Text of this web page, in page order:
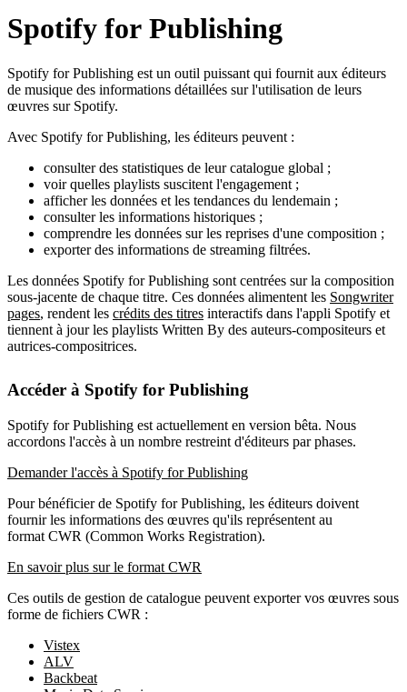
Spotify for Publishing
Spotify for Publishing est un outil puissant qui fournit aux éditeurs
de musique des informations détaillées sur l'utilisation de leurs
œuvres sur Spotify.
Avec Spotify for Publishing, les éditeurs peuvent :
consulter des statistiques de leur catalogue global ;
voir quelles playlists suscitent l'engagement ;
afficher les données et les tendances du lendemain ;
consulter les informations historiques ;
comprendre les données sur les reprises d'une composition ;
exporter des informations de streaming filtrées.
Les données Spotify for Publishing sont centrées sur la composition
sous-jacente de chaque titre. Ces données alimentent les Songwriter
pages, rendent les crédits des titres interactifs dans l'appli Spotify et
tiennent à jour les playlists Written By des auteurs-compositeurs et
autrices-compositrices.
Accéder à Spotify for Publishing
Spotify for Publishing est actuellement en version bêta. Nous
accordons l'accès à un nombre restreint d'éditeurs par phases.
Demander l'accès à Spotify for Publishing
Pour bénéficier de Spotify for Publishing, les éditeurs doivent
fournir les informations des œuvres qu'ils représentent au
format CWR (Common Works Registration).
En savoir plus sur le format CWR
Ces outils de gestion de catalogue peuvent exporter vos œuvres sous
forme de fichiers CWR :
Vistex
ALV
Backbeat